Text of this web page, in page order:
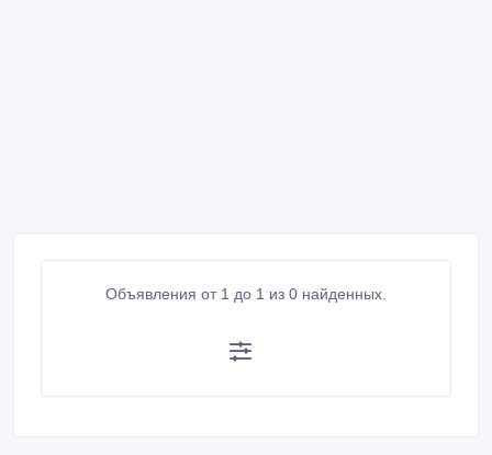
Объявления от 1 до 1 из 0 найденных.